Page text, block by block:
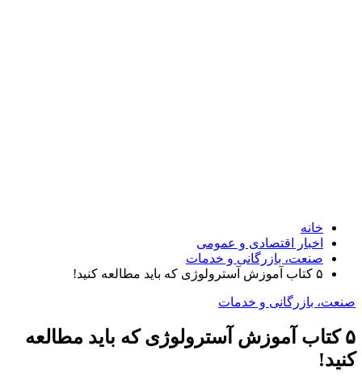
خانه
اخبار اقتصادی و عمومی
صنعت، بازرگانی و خدمات
۵ کتاب آموزش آسترولوژی که باید مطالعه کنید!
صنعت، بازرگانی و خدمات
۵ کتاب آموزش آسترولوژی که باید مطالعه
کنید!